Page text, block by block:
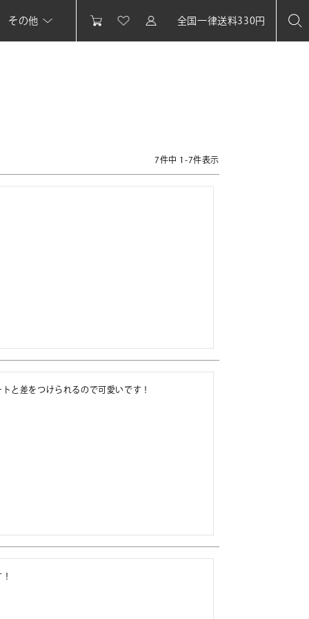
その他 全国一律送料330円
7件中 1 -7件表示
と差をつけられるので可愛いです！